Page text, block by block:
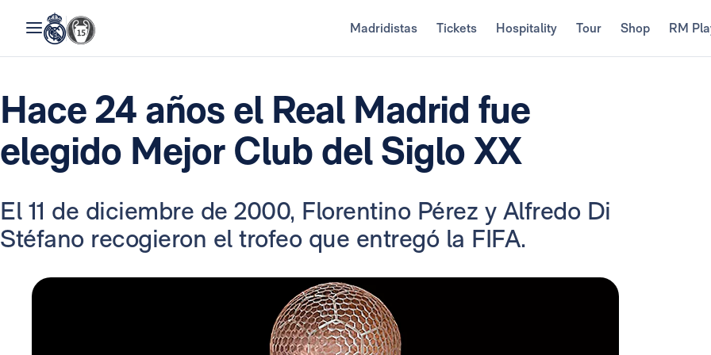
Madridistas Tickets Hospitality Tour Shop RM
Hace 24 años el Real Madrid fue
elegido Mejor Club del Siglo XX
El 11 de diciembre de 2000, Florentino Pérez y Alfredo Di
Stéfano recogieron el trofeo que entregó la FIFA.